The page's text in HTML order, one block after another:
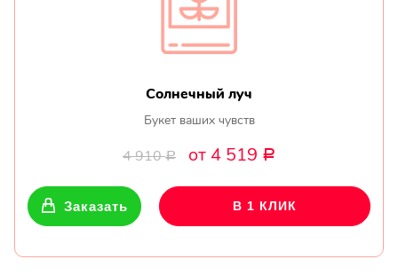
Солнечный луч
Букет ваших чувств
4 910Р от 4 519 Р
Заказать В 1 КЛИК